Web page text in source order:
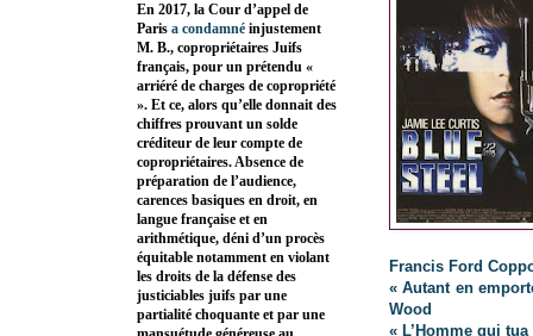
Francis Ford
« Autant en
Wood
« L’Homme qui
En 2017, la Cour d’appel de
Paris a condamné injustement
M. B., copropriétaires Juifs
français, pour un prétendu «
arriéré de charges de copropriété
». Et ce, alors qu’elle donnait des
chiffres prouvant un solde
créditeur de leur compte de
copropriétaires. Absence de
préparation de l’audience,
carences basiques en droit, en
langue française et en
arithmétique, déni d’un procès
équitable notamment en violant
les droits de la défense des
justiciables juifs par une
partialité choquante et par une